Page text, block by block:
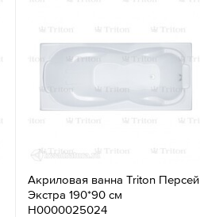
Акриловая ванна Triton Персей
Экстра 190*90 см
Н0000025024